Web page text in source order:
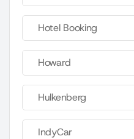
Hotel Booking
Howard
Hulkenberg
IndyCar